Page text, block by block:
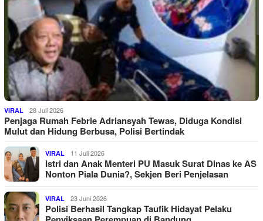
VIRAL 28 Juli 2026
Penjaga Rumah Febrie Adriansyah Tewas, Diduga Kondisi
Mulut dan Hidung Berbusa, Polisi Bertindak
VIRAL 11 Juli 2026
Istri dan Anak Menteri PU Masuk Surat Dinas ke AS
Nonton Piala Dunia?, Sekjen Beri Penjelasan
VIRAL 23 Juni 2026
Polisi Berhasil Tangkap Taufik Hidayat Pelaku